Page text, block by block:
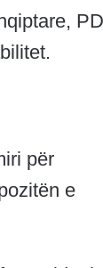
për
e